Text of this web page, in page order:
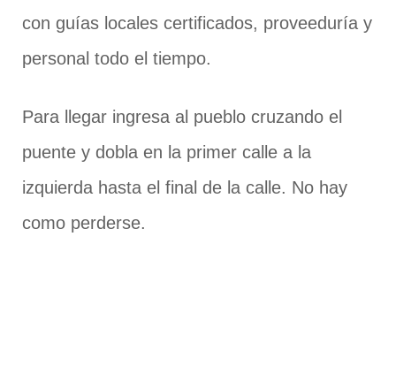
con guías locales certificados, proveeduría y
personal todo el tiempo.
Para llegar ingresa al pueblo cruzando el
puente y dobla en la primer calle a la
izquierda hasta el final de la calle. No hay
como perderse.